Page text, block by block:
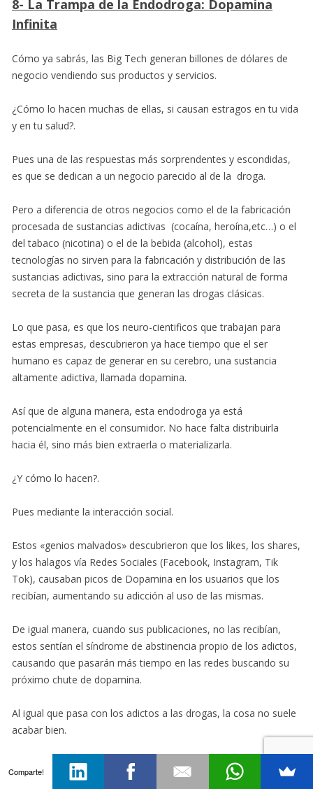
8- La Trampa de la Endodroga: Dopamina
Infinita
Cómo ya sabrás, las Big Tech generan billones de dólares de
negocio vendiendo sus productos y servicios.
¿Cómo lo hacen muchas de ellas, si causan estragos en tu vida
y en tu salud?.
Pues una de las respuestas más sorprendentes y escondidas,
es que se dedican a un negocio parecido al de la droga.
Pero a diferencia de otros negocios como el de la fabricación
procesada de sustancias adictivas (cocaína, heroína,etc…) o el
del tabaco (nicotina) o el de la bebida (alcohol), estas
tecnologías no sirven para la fabricación y distribución de las
sustancias adictivas, sino para la extracción natural de forma
secreta de la sustancia que generan las drogas clásicas.
Lo que pasa, es que los neuro-cientificos que trabajan para
estas empresas, descubrieron ya hace tiempo que el ser
humano es capaz de generar en su cerebro, una sustancia
altamente adictiva, llamada dopamina.
Así que de alguna manera, esta endodroga ya está
potencialmente en el consumidor. No hace falta distribuirla
hacia él, sino más bien extraerla o materializarla.
¿Y cómo lo hacen?.
Pues mediante la interacción social.
Estos «genios malvados» descubrieron que los likes, los shares,
y los halagos vía Redes Sociales (Facebook, Instagram, Tik
Tok), causaban picos de Dopamina en los usuarios que los
recibían, aumentando su adicción al uso de las mismas.
De igual manera, cuando sus publicaciones, no las recibían,
estos sentían el síndrome de abstinencia propio de los adictos,
causando que pasarán más tiempo en las redes buscando su
próximo chute de dopamina.
Al igual que pasa con los adictos a las drogas, la cosa no suele
acabar bien.
El estudio más reputado a este respecto es el de:
Comparte!